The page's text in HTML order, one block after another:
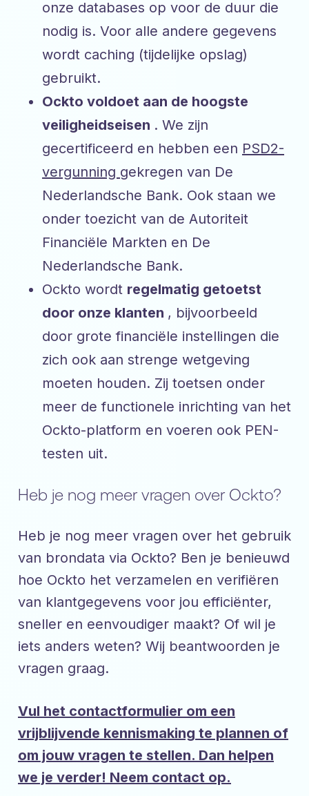
onze databases op voor de duur die
nodig is. Voor alle andere gegevens
wordt caching (tijdelijke opslag)
gebruikt.
Ockto voldoet aan de hoogste
veiligheidseisen . We zijn
gecertificeerd en hebben een PSD2-
vergunning gekregen van De
Nederlandsche Bank. Ook staan we
onder toezicht van de Autoriteit
Financiële Markten en De
Nederlandsche Bank.
Ockto wordt regelmatig getoetst
door onze klanten , bijvoorbeeld
door grote financiële instellingen die
zich ook aan strenge wetgeving
moeten houden. Zij toetsen onder
meer de functionele inrichting van het
Ockto-platform en voeren ook PEN-
testen uit.
Heb je nog meer vragen over Ockto?
Heb je nog meer vragen over het gebruik
van brondata via Ockto? Ben je benieuwd
hoe Ockto het verzamelen en verifiëren
van klantgegevens voor jou efficiënter,
sneller en eenvoudiger maakt? Of wil je
iets anders weten? Wij beantwoorden je
vragen graag.
Vul het contactformulier om een
vrijblijvende kennismaking te plannen of
om jouw vragen te stellen. Dan helpen
we je verder! Neem contact op.